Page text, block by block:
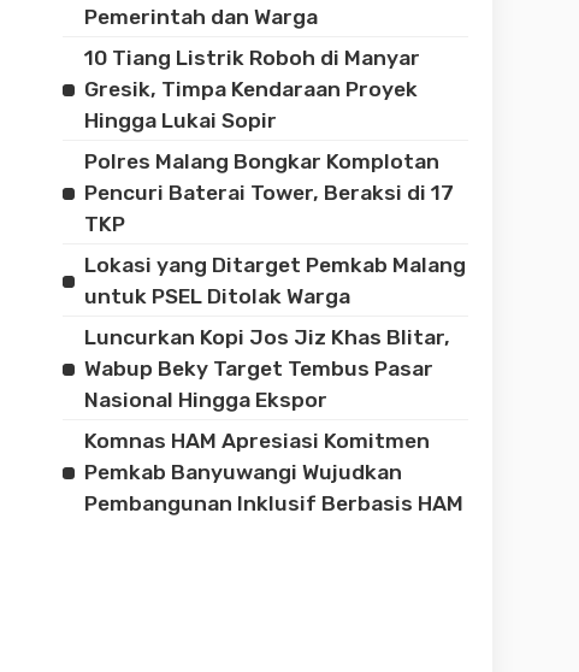
Pemerintah dan Warga
10 Tiang Listrik Roboh di Manyar
Gresik, Timpa Kendaraan Proyek
Hingga Lukai Sopir
Polres Malang Bongkar Komplotan
Pencuri Baterai Tower, Beraksi di 17
TKP
Lokasi yang Ditarget Pemkab Malang
untuk PSEL Ditolak Warga
Luncurkan Kopi Jos Jiz Khas Blitar,
Wabup Beky Target Tembus Pasar
Nasional Hingga Ekspor
Komnas HAM Apresiasi Komitmen
Pemkab Banyuwangi Wujudkan
Pembangunan Inklusif Berbasis HAM